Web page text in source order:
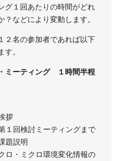
グ１回あたりの時間がどれ
？などにより変動します。
２名の参加者であれば以下
す。
ミーティング １時間半程
拶
１回検討ミーティングまで
題説明
ロ・ミクロ環境変化情報の